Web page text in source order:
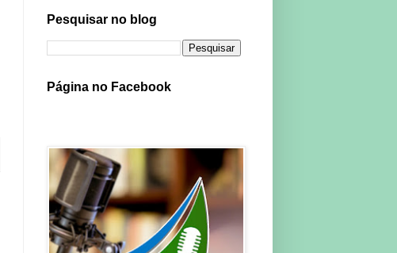
Pesquisar no blog
Página no Facebook